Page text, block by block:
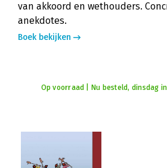
van akkoord en wethouders.
anekdotes.
Boek bekijken
Op voorraad | Nu besteld, dinsdag